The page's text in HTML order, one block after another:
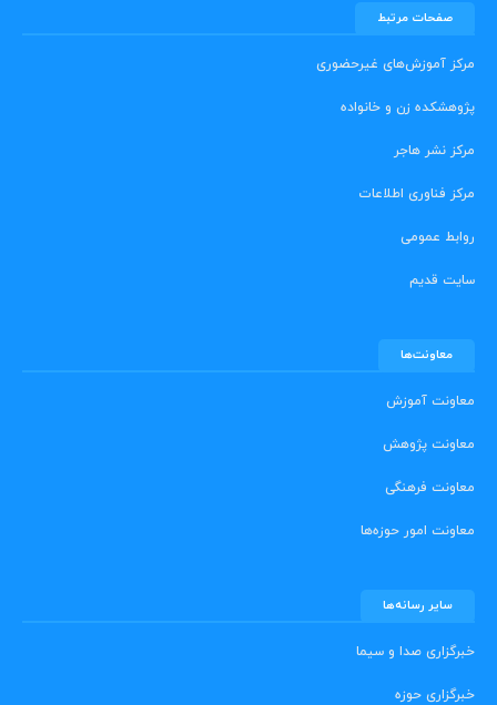
صفحات مرتبط
مرکز آموزش‌های غیرحضوری
پژوهشکده زن و خانواده
مرکز نشر هاجر
مرکز فناوری اطلاعات
روابط عمومی
سایت قدیم
معاونت‌ها
معاونت آموزش
معاونت پژوهش
معاونت فرهنگی
معاونت امور حوزه‌ها
سایر رسانه‌ها
خبرگزاری صدا و سیما
خبرگزاری حوزه